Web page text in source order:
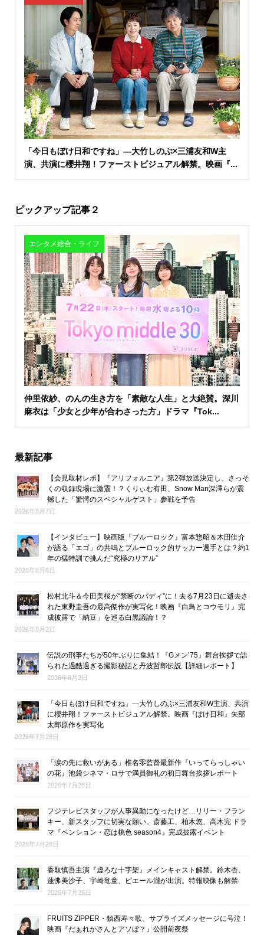
「今日もぼけ日和ですね」―大竹しのぶ×三浦友和W主
演、共演に櫻井翔！ファーストビジュアル解禁。映画『...
ピックアップ記事２
エンタメ総合・ライフ
仲里依紗、のんの生き方を「素敵な人生」と大絶賛。深川
麻衣は「少女と少年が合わさった方」ドラマ『Tok...
最新記事
【会見取材レポ】『アリフォルニア』第2弾放送決定し、さっそ
くの収録現場に激震！？くりぃむ有田、Snow Man深澤らが震
撼した「驚愕のスペシャルゲスト」参戦を予告
2026年8月7日
【インタビュー】映画版『ブルーロック』富本惣昭＆木田佳介
が語る「エゴ」の共鳴とブルーロック的サッカー選手とは？約1
年の猛特訓で挑んだ“究極のリアル”
2026年8月6日
松村北斗＆今田美桜が“禁断のバディ”に！去る7月23日に逝去さ
れた東野圭吾の最高傑作が実写化！映画『白鳥とコウモリ』完
成披露で「納豆」を巡る白黒議論！？
2026年8月2日
伝説の刑事たちが50年ぶりに集結！『Gメン’75』舞台挨拶で語
られた過酷過ぎる撮影秘話と丹波哲郎伝説【詳細レポート】
2026年8月2日
「今日もぼけ日和ですね」―大竹しのぶ×三浦友和W主演、共演
に櫻井翔！ファーストビジュアル解禁。映画『ぼけ日和』矢部
太郎原作を実写化
2026年7月28日
「涙の先に救いがある」椎名零監督最新作『いってらっしゃい
の花』池袋シネマ・ロサで満員御礼の初日舞台挨拶レポート
2026年7月28日
フジテレビスタッフが人事異動になったけど…リリー・フラン
キー、新スタッフに切実な願い。斎藤工、柏木悠、高木完 ドラ
マ『ペンション・恋は桃色 season4』完成披露イベント
2026年7月26日
香取慎吾主演『虚ろな十字架』メインキャスト解禁。鈴木杏、
蓮佛美沙子、宇崎竜童、ピエール瀧が出演。特報映像も解禁
2026年7月26日
FRUITS ZIPPER・鎮西寿々歌、サプライズメッセージに号泣！
映画『だぁれかさんとアソぼ？』公開前夜祭